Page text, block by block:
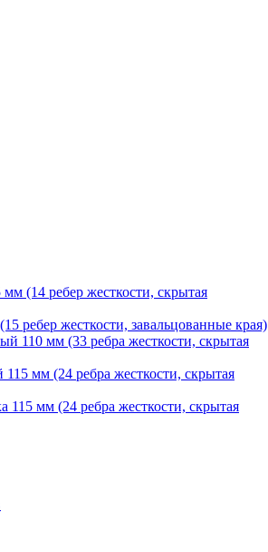
(14 ребер жесткости, скрытая
ребер жесткости, завальцованные края)
110 мм (33 ребра жесткости, скрытая
мм (24 ребра жесткости, скрытая
115 мм (24 ребра жесткости, скрытая